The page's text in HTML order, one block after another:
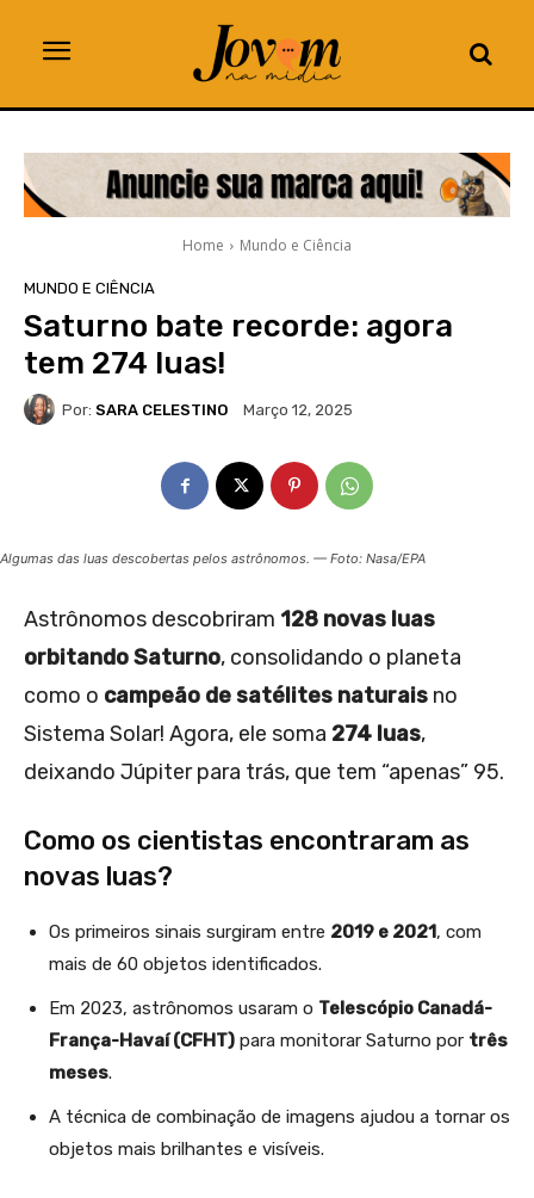
Home Mundo e Ciência
MUNDO E CIÊNCIA
Saturno bate recorde: agora
tem 274 luas!
Por: SARA CELESTINO Março 12, 2025
Algumas das luas descobertas pelos astrônomos. — Foto: Nasa/EPA
Astrônomos descobriram 128 novas luas
orbitando Saturno, consolidando o planeta
como o campeão de satélites naturais no
Sistema Solar! Agora, ele soma 274 luas,
deixando Júpiter para trás, que tem “apenas” 95.
Como os cientistas encontraram as
novas luas?
Os primeiros sinais surgiram entre 2019 e 2021, com
mais de 60 objetos identificados.
Em 2023, astrônomos usaram o Telescópio Canadá-
França-Havaí (CFHT) para monitorar Saturno por três
meses.
A técnica de combinação de imagens ajudou a tornar os
objetos mais brilhantes e visíveis.